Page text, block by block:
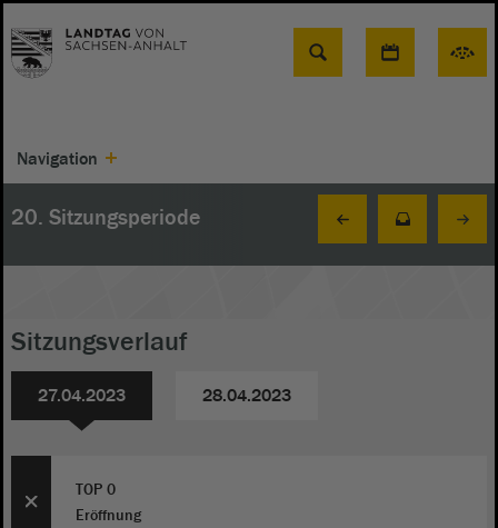
Suche
Navigation
20. Sitzungsperiode
Sitzungsverlauf
27.04.2023 28.04.2023
TOP 0
Eröffnung